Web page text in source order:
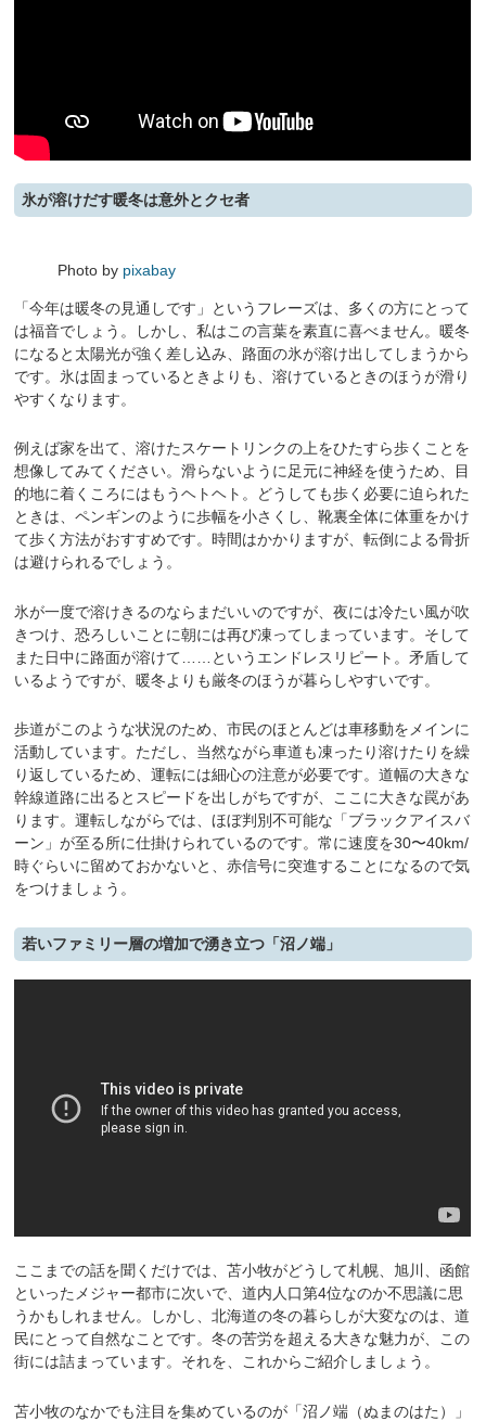
氷が溶けだす暖冬は意外とクセ者
Photo by pixabay
「今年は暖冬の見通しです」というフレーズは、多くの方にとって
は福音でしょう。しかし、私はこの言葉を素直に喜べません。暖冬
になると太陽光が強く差し込み、路面の氷が溶け出してしまうから
です。氷は固まっているときよりも、溶けているときのほうが滑り
やすくなります。
例えば家を出て、溶けたスケートリンクの上をひたすら歩くことを
想像してみてください。滑らないように足元に神経を使うため、目
的地に着くころにはもうヘトヘト。どうしても歩く必要に迫られた
ときは、ペンギンのように歩幅を小さくし、靴裏全体に体重をかけ
て歩く方法がおすすめです。時間はかかりますが、転倒による骨折
は避けられるでしょう。
氷が一度で溶けきるのならまだいいのですが、夜には冷たい風が吹
きつけ、恐ろしいことに朝には再び凍ってしまっています。そして
また日中に路面が溶けて……というエンドレスリピート。矛盾して
いるようですが、暖冬よりも厳冬のほうが暮らしやすいです。
歩道がこのような状況のため、市民のほとんどは車移動をメインに
活動しています。ただし、当然ながら車道も凍ったり溶けたりを繰
り返しているため、運転には細心の注意が必要です。道幅の大きな
幹線道路に出るとスピードを出しがちですが、ここに大きな罠があ
ります。運転しながらでは、ほぼ判別不可能な「ブラックアイスバ
ーン」が至る所に仕掛けられているのです。常に速度を30〜40km/
時ぐらいに留めておかないと、赤信号に突進することになるので気
をつけましょう。
若いファミリー層の増加で湧き立つ「沼ノ端」
ここまでの話を聞くだけでは、苫小牧がどうして札幌、旭川、函館
といったメジャー都市に次いで、道内人口第4位なのか不思議に思
うかもしれません。しかし、北海道の冬の暮らしが大変なのは、道
民にとって自然なことです。冬の苦労を超える大きな魅力が、この
街には詰まっています。それを、これからご紹介しましょう。
苫小牧のなかでも注目を集めているのが「沼ノ端（ぬまのはた）」